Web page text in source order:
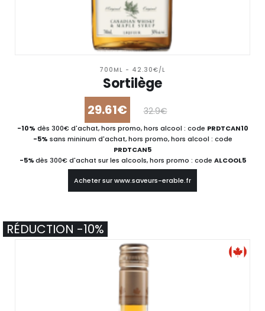
700ML - 42.30€/L
Sortilège
29.61€ 32.9€
-10% dès 300€ d'achat, hors promo, hors alcool : code PRDTCAN10
-5% sans mininum d'achat, hors promo, hors alcool : code
PRDTCAN5
-5%dès 300€ d'achat sur les alcools, hors promo : code ALCOOL5
Acheter sur www.saveurs-erable.fr
RÉDUCTION -10%